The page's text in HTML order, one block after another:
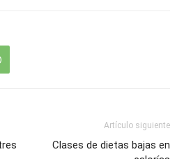
Artículo siguiente
Clases de dietas bajas en